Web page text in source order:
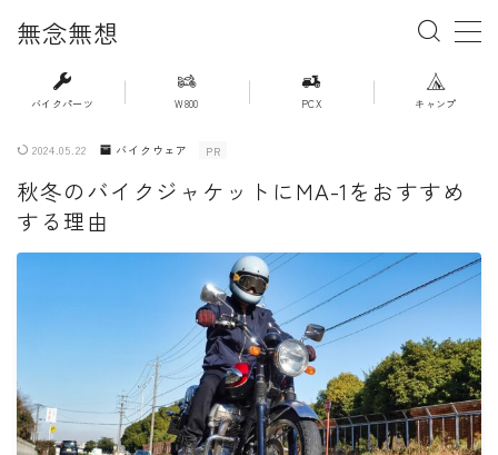
無念無想
MENU
・ホーム
・新着記事一覧
・人気記事ランキング
・杉浦かおるのバイク遍歴
・バイクアイテムレビュー
バイクパーツ W800 PCX キャンプ
2024.05.22 バイクウェア PR
秋冬のバイクジャケットにMA-1をおすすめ
する理由